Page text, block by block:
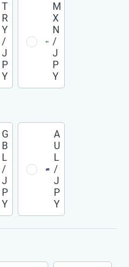
T
R
Y
/
J
P
Y
M
X
N
/
J
P
Y
G
B
L
/
J
P
Y
A
U
L
/
J
P
Y